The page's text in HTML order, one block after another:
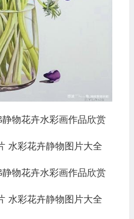
物花卉水彩画作品欣赏
物花卉水彩画作品欣赏